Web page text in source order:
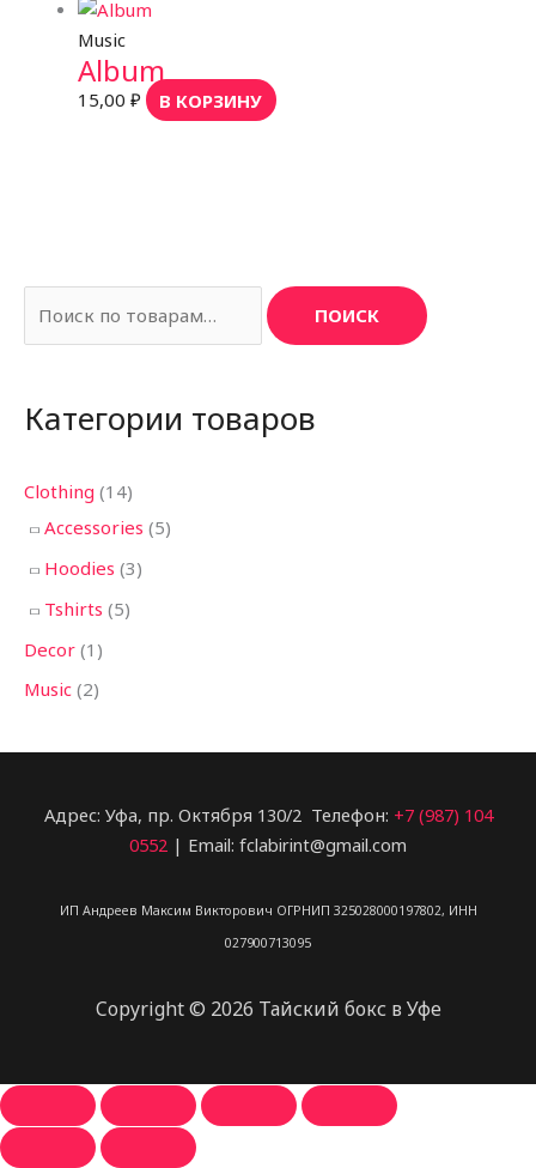
Music
Album
15,00 ₽ В КОРЗИНУ
с
а
ь
ПОИСК
Категории товаров
Clothing (14)
Accessories (5)
Hoodies (3)
Tshirts (5)
Decor (1)
Music (2)
Адрес: Уфа, пр. Октября 130/2 Телефон: +7 (987) 104
0552 | Email: fclabirint@gmail.com
ИП Андреев Максим Викторович ОГРНИП 325028000197802, ИНН
027900713095
Copyright © 2026 Тайский бокс в Уфе